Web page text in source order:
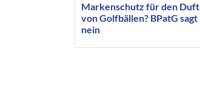
Markenschutz für den Duft
von Golfbällen? BPatG sagt
nein